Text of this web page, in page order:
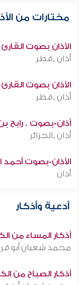
مختارات من
الأذان بصوت
أذان ,قطر
الأذان بصوت
أذان ,قطر
أذان-بصوت . رابح بن
أذان ,الجزائر
الأذان-بصوت أحمد
أذان
أدعية وأذكار
أذكار المساء من
محمد شعبان أبو
أذكار الصباح من